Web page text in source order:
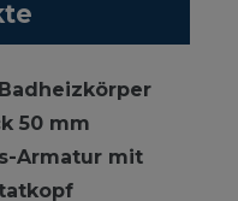
50 mm
Armatur mit